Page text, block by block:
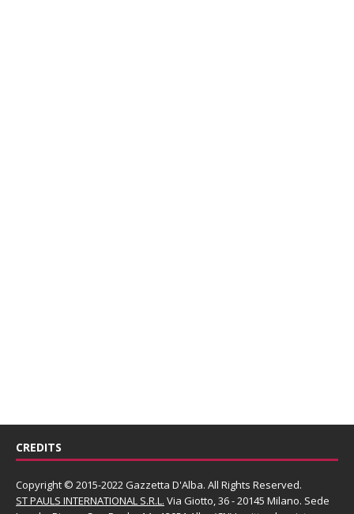
CREDITS
Copyright © 2015-2022 Gazzetta D'Alba. All Rights Reserved.
ST PAULS INTERNATIONAL S.R.L. Via Giotto, 36 - 20145 Milano. Sede